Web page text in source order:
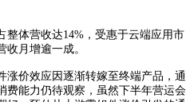
整体营收达14%，受惠于云端应用市
月增逾一成。
涨价效应因逐渐转嫁至终端产品，通
费能力仍待观察，虽然下半年营运会